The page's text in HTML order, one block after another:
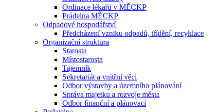
Ordinace lékařů v MĚCKP
Prádelna MĚCKP
Odpadové hospodářství
Předcházení vzniku odpadů, třídění, recyklace
Organizační struktura
Starosta
Místostarosta
Tajemník
Sekretariát a vnitřní věci
Odbor výstavby a územního plánování
Správa majetku a rozvoje města
Odbor finanční a plánovací